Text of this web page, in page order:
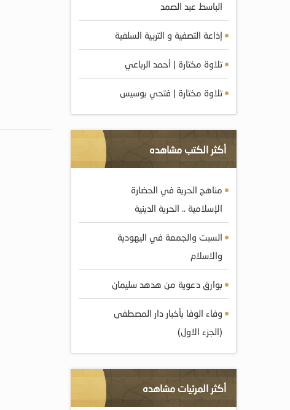
الباسط عبد الصمد
إذاعة التصفية و التربية السلفية
تلاوة مختارة | أحمد الرباعي
تلاوة مختارة | فتحي بوسيس
أكثر الكتب مشاهده
مناهج الحرية في الحضارة
الإسلامية .. الحرية الدينية
السبت والجمعة في اليهودية
والاسلام
بوارق دعوية من هدهد سليمان
وفاء الوفا بأخبار دار المصطفى
(الجزء الاول)
أكثر المرئيات مشاهده